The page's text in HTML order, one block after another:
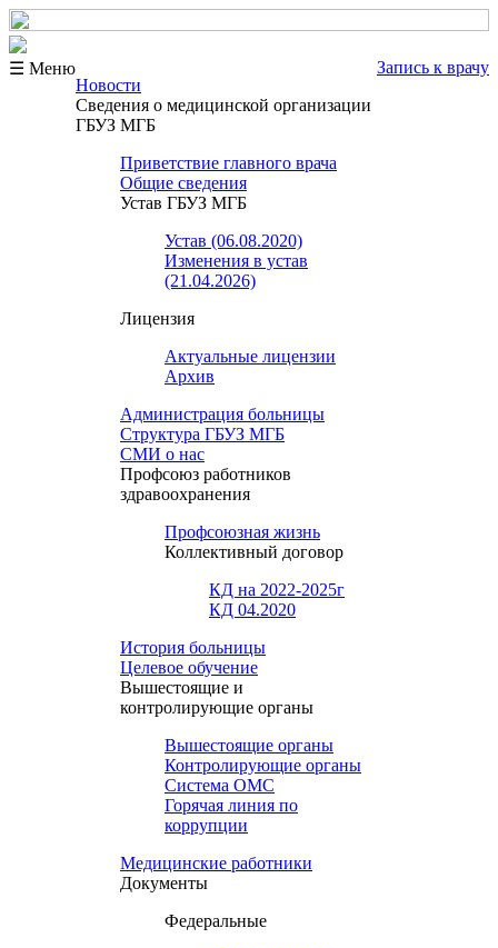
☰ Меню
Запись к врачу
Новости
Сведения о медицинской организации
ГБУЗ МГБ
Приветствие главного врача
Общие сведения
Устав ГБУЗ МГБ
Устав (06.08.2020)
Изменения в устав
(21.04.2026)
Лицензия
Актуальные лицензии
Архив
Администрация больницы
Структура ГБУЗ МГБ
СМИ о нас
Профсоюз работников
здравоохранения
Профсоюзная жизнь
Коллективный договор
КД на 2022-2025г
КД 04.2020
История больницы
Целевое обучение
Вышестоящие и
контролирующие органы
Вышестоящие органы
Контролирующие органы
Система ОМС
Горячая линия по
коррупции
Медицинские работники
Документы
Федеральные